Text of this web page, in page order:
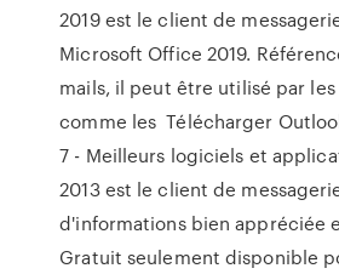
2019 est le client de
Microsoft Office 2019.
mails, il peut être utilisé par
comme les Télécharger
7 - Meilleurs logiciels et
2013 est le client de
d'informations bien appréciée
Gratuit seulement disponible